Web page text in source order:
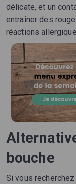
délicate, et un
entraîner des
réactions
bouche
Si vous